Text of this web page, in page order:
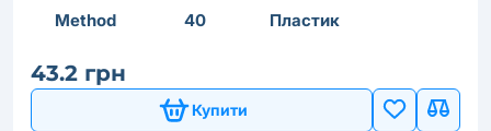
Method 40 Пластик
43.2 грн
Купити